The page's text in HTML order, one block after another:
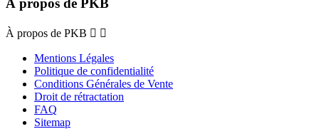
À propos de PKB
À propos de PKB  
Mentions Légales
Politique de confidentialité
Conditions Générales de Vente
Droit de rétractation
FAQ
Sitemap